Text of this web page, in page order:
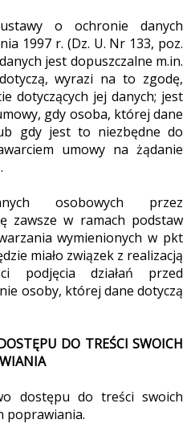
o ochronie danych
1997 r. (Dz. U. Nr 133, poz.
jest dopuszczalne m.in.
wyrazi na to zgodę,
dotyczących jej danych; jest
gdy osoba, której dane
gdy jest to niezbędne do
umowy na żądanie
osobowych przez
zawsze w ramach podstaw
wymienionych w pkt
miało związek z realizacją
podjęcia działań przed
osoby, której dane dotyczą
DO TREŚCI SWOICH
dostępu do treści swoich
poprawiania.